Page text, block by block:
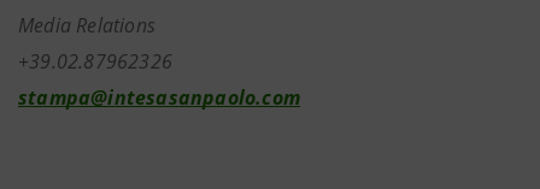
Media Relations
+39.02.87962326
stampa@intesasanpaolo.com